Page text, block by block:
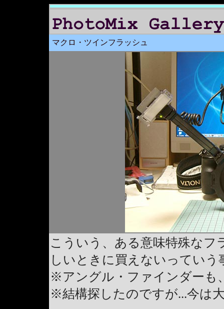
マクロ・ツインフラッシュ
こういう、ある意味特殊なフ
しいときに買えないってい
※アングル・ファインダーも
※結構探したのですが...今は